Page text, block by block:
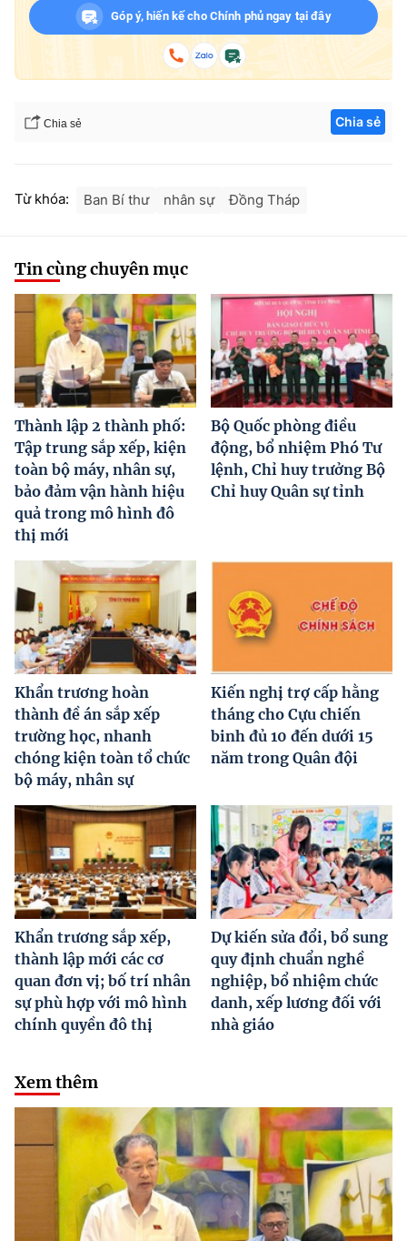
Góp ý, hiến kế cho Chính phủ ngay tại đây
Chia sẻ Chia sẻ
Từ khóa: Ban Bí thư nhân sự Đồng Tháp
Tin cùng chuyên mục
Thành lập 2 thành phố:
Tập trung sắp xếp, kiện
toàn bộ máy, nhân sự,
bảo đảm vận hành hiệu
quả trong mô hình đô
thị mới
Bộ Quốc phòng điều
động, bổ nhiệm Phó Tư
lệnh, Chỉ huy trưởng Bộ
Chỉ huy Quân sự tỉnh
Khẩn trương hoàn
thành đề án sắp xếp
trường học, nhanh
chóng kiện toàn tổ chức
bộ máy, nhân sự
Kiến nghị trợ cấp hằng
tháng cho Cựu chiến
binh đủ 10 đến dưới 15
năm trong Quân đội
Khẩn trương sắp xếp,
thành lập mới các cơ
quan đơn vị; bố trí nhân
sự phù hợp với mô hình
chính quyền đô thị
Dự kiến sửa đổi, bổ sung
quy định chuẩn nghề
nghiệp, bổ nhiệm chức
danh, xếp lương đối với
nhà giáo
Xem thêm